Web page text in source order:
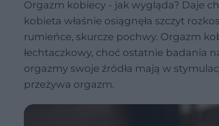
Orgazm kobiecy - jak wygląda? Daje
kobieta właśnie osiągnęła szczyt
rumieńce, skurcze pochwy. Orgazm
łechtaczkowy, choć ostatnie badania
orgazmy swoje źródła mają w
przeżywa orgazm.